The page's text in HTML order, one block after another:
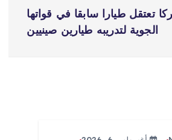
تعتقل طيارا سابقا في قواتها
الجوية لتدريبه طيارين صينيين